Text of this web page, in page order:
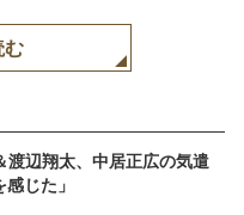
む
辺翔太、中居正広の気遣
じた」